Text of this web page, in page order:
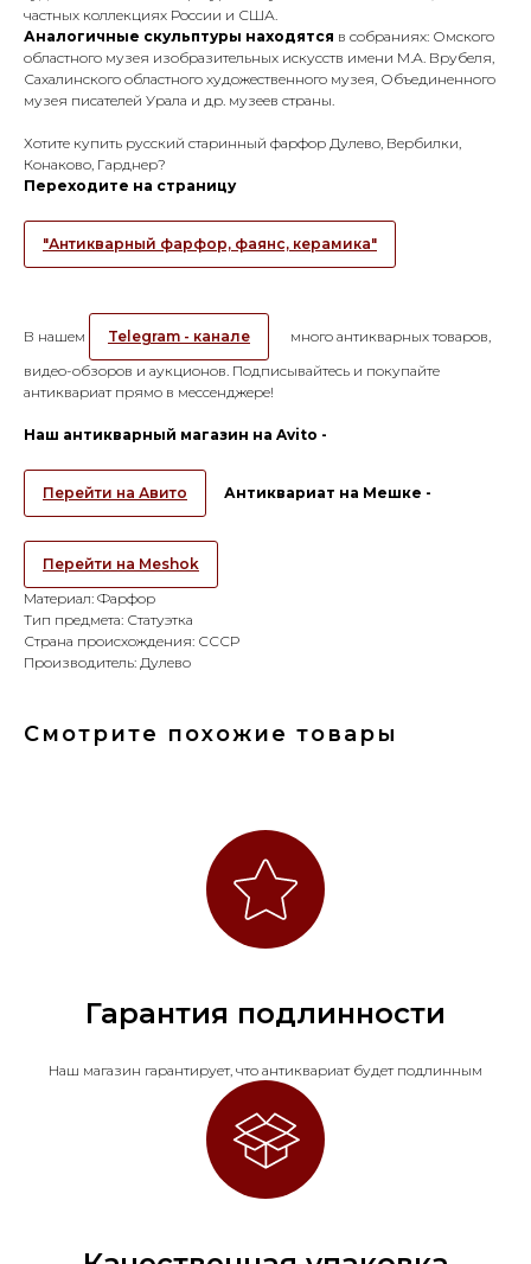
частных коллекциях России и США.
Аналогичные скульптуры находятся в собраниях: Омского
областного музея изобразительных искусств имени М.А. Врубеля,
Сахалинского областного художественного музея, Объединенного
музея писателей Урала и др. музеев страны.
Хотите купить русский старинный фарфор Дулево, Вербилки,
Конаково, Гарднер?
Переходите на страницу
"Антикварный фарфор, фаянс, керамика"
В нашем Telegram - канале
много антикварных товаров,
видео-обзоров и аукционов. Подписывайтесь и покупайте
антиквариат прямо в мессенджере!
Наш антикварный магазин на Avito -
Перейти на Авито Антиквариат на Мешке -
Перейти на Meshok
Материал: Фарфор
Тип предмета: Статуэтка
Страна происхождения: СССР
Производитель: Дулево
Смотрите похожие товары
Гарантия подлинности
Наш магазин гарантирует, что антиквариат будет подлинным